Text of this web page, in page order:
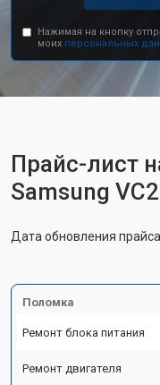
Нажимая на кнопку
моих персональных
Прайс-лист
Samsung
Дата обновления
Поломка
Ремонт блока питания
Ремонт двигателя